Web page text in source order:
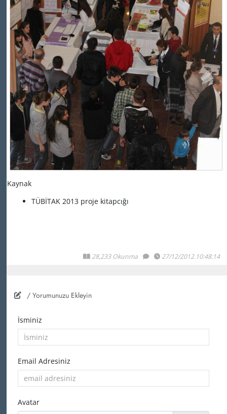
Kaynak
TÜBİTAK 2013 proje kitapcığı
28,233 Okunma 27/12/2012.10:48:14
/ Yorumunuzu Ekleyin
İsminiz
Email Adresiniz
Avatar